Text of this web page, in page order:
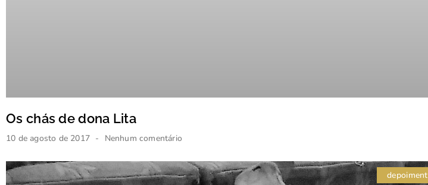
Os chás de dona Lita
10 de agosto de 2017 Nenhum comentário